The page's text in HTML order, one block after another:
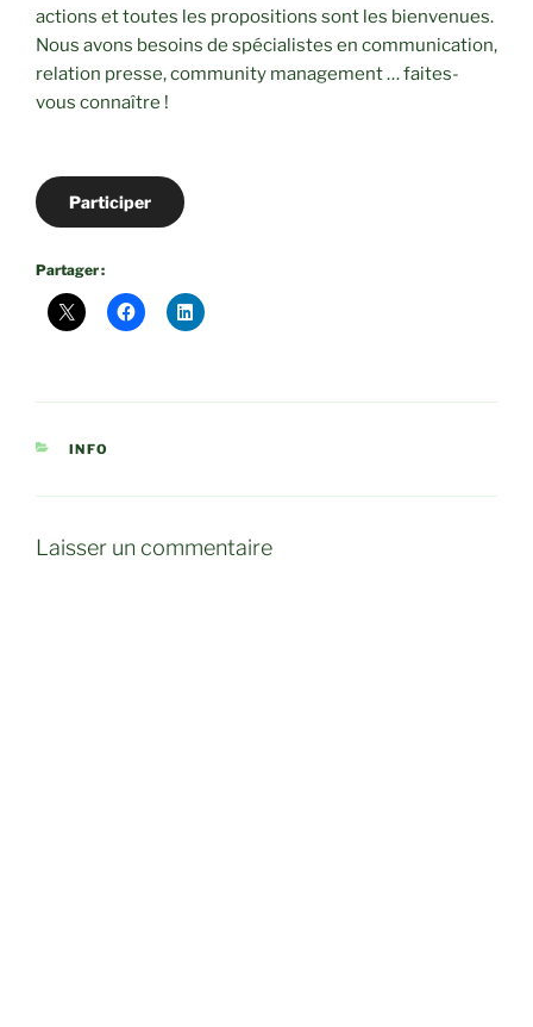
actions et toutes les propositions sont les bienvenues.
Nous avons besoins de spécialistes en communication,
relation presse, community management … faites-
vous connaître !
Participer
Partager :
CATÉGORIES
INFO
Laisser un commentaire